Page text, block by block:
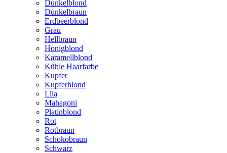
Dunkelblond
Dunkelbraun
Erdbeerblond
Grau
Hellbraun
Honigblond
Karamellblond
Kühle Haarfarbe
Kupfer
Kupferblond
Lila
Mahagoni
Platinblond
Rot
Rotbraun
Schokobraun
Schwarz